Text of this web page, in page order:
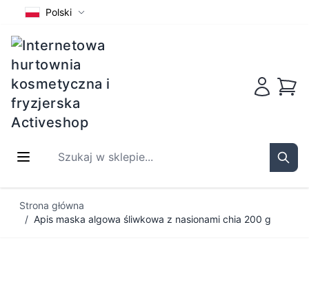
Polski
Szukaj w sklepie...
Strona główna
/ Apis maska algowa śliwkowa z nasionami chia 200 g